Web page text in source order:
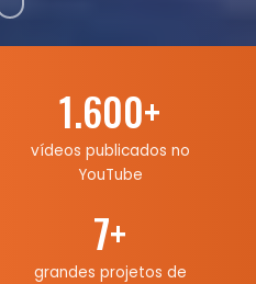
1.600+
vídeos publicados no
YouTube
7+
grandes projetos de